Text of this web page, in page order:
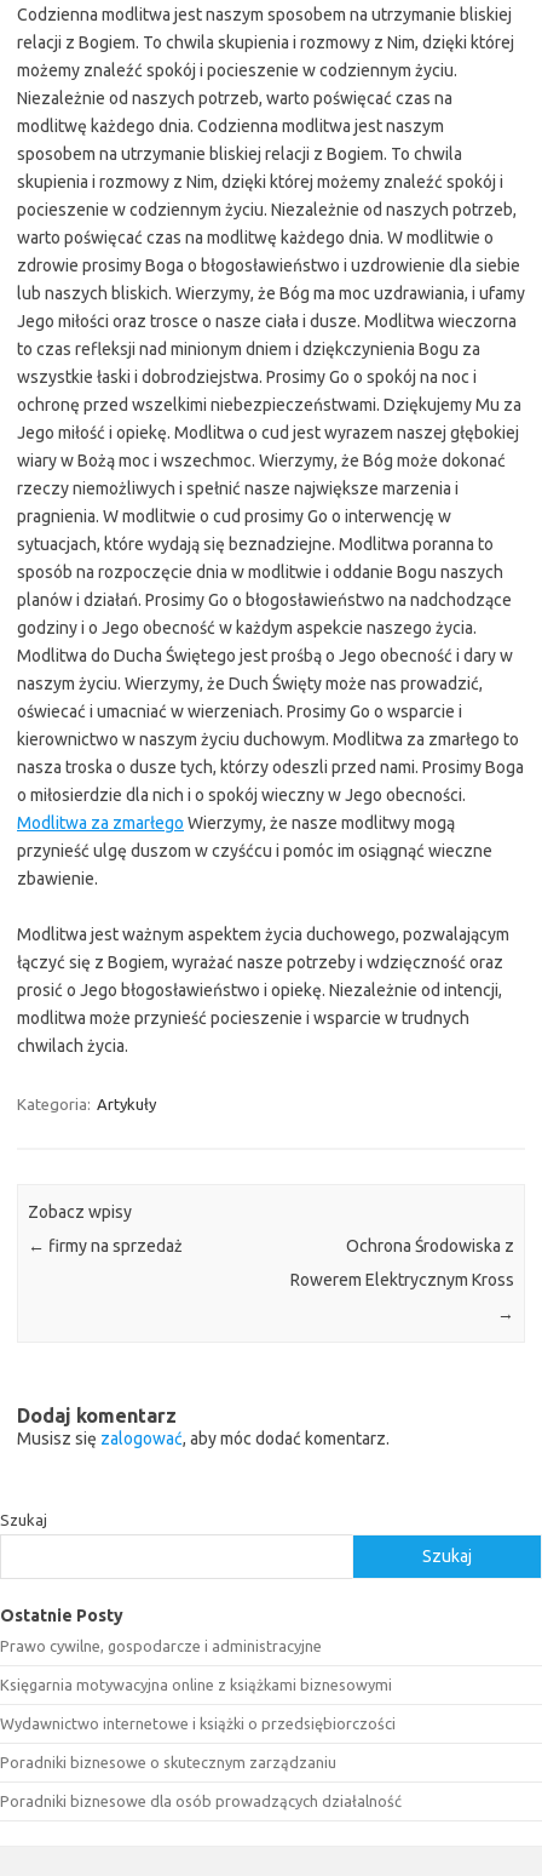
Codzienna modlitwa jest naszym sposobem na utrzymanie bliskiej
relacji z Bogiem. To chwila skupienia i rozmowy z Nim, dzięki której
możemy znaleźć spokój i pocieszenie w codziennym życiu.
Niezależnie od naszych potrzeb, warto poświęcać czas na
modlitwę każdego dnia. Codzienna modlitwa jest naszym
sposobem na utrzymanie bliskiej relacji z Bogiem. To chwila
skupienia i rozmowy z Nim, dzięki której możemy znaleźć spokój i
pocieszenie w codziennym życiu. Niezależnie od naszych potrzeb,
warto poświęcać czas na modlitwę każdego dnia. W modlitwie o
zdrowie prosimy Boga o błogosławieństwo i uzdrowienie dla siebie
lub naszych bliskich. Wierzymy, że Bóg ma moc uzdrawiania, i ufamy
Jego miłości oraz trosce o nasze ciała i dusze. Modlitwa wieczorna
to czas refleksji nad minionym dniem i dziękczynienia Bogu za
wszystkie łaski i dobrodziejstwa. Prosimy Go o spokój na noc i
ochronę przed wszelkimi niebezpieczeństwami. Dziękujemy Mu za
Jego miłość i opiekę. Modlitwa o cud jest wyrazem naszej głębokiej
wiary w Bożą moc i wszechmoc. Wierzymy, że Bóg może dokonać
rzeczy niemożliwych i spełnić nasze największe marzenia i
pragnienia. W modlitwie o cud prosimy Go o interwencję w
sytuacjach, które wydają się beznadziejne. Modlitwa poranna to
sposób na rozpoczęcie dnia w modlitwie i oddanie Bogu naszych
planów i działań. Prosimy Go o błogosławieństwo na nadchodzące
godziny i o Jego obecność w każdym aspekcie naszego życia.
Modlitwa do Ducha Świętego jest prośbą o Jego obecność i dary w
naszym życiu. Wierzymy, że Duch Święty może nas prowadzić,
oświecać i umacniać w wierzeniach. Prosimy Go o wsparcie i
kierownictwo w naszym życiu duchowym. Modlitwa za zmarłego to
nasza troska o dusze tych, którzy odeszli przed nami. Prosimy Boga
o miłosierdzie dla nich i o spokój wieczny w Jego obecności.
Modlitwa za zmarłego Wierzymy, że nasze modlitwy mogą
przynieść ulgę duszom w czyśćcu i pomóc im osiągnąć wieczne
zbawienie.
Modlitwa jest ważnym aspektem życia duchowego, pozwalającym
łączyć się z Bogiem, wyrażać nasze potrzeby i wdzięczność oraz
prosić o Jego błogosławieństwo i opiekę. Niezależnie od intencji,
modlitwa może przynieść pocieszenie i wsparcie w trudnych
chwilach życia.
Kategoria: Artykuły
Zobacz wpisy
← firmy na sprzedaż
Ochrona Środowiska z
Rowerem Elektrycznym Kross
→
Dodaj komentarz
Musisz się zalogować, aby móc dodać komentarz.
Szukaj
Szukaj
Ostatnie Posty
Prawo cywilne, gospodarcze i administracyjne
Księgarnia motywacyjna online z książkami biznesowymi
Wydawnictwo internetowe i książki o przedsiębiorczości
Poradniki biznesowe o skutecznym zarządzaniu
Poradniki biznesowe dla osób prowadzących działalność